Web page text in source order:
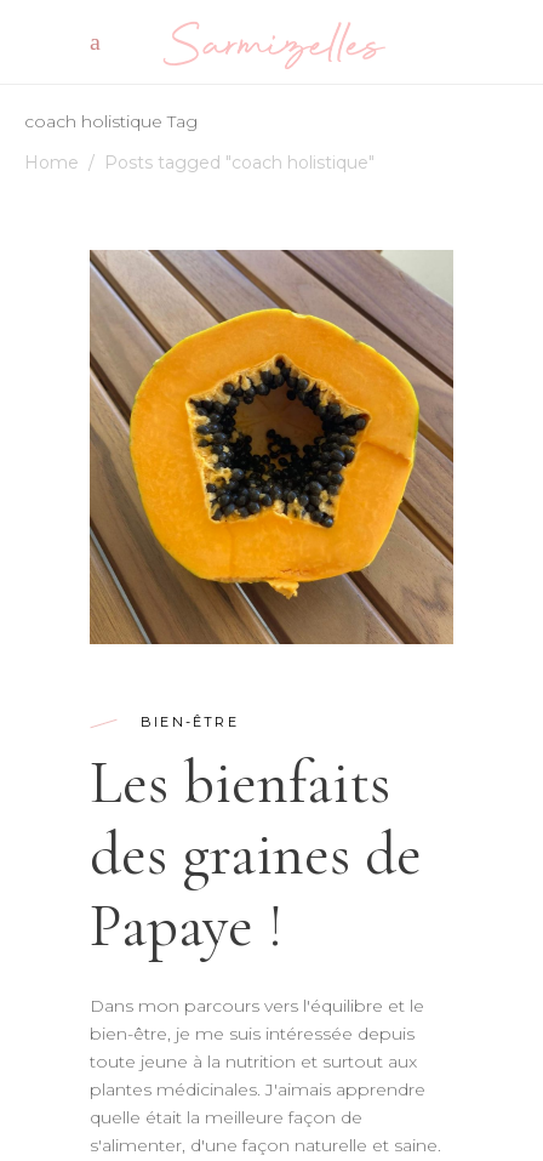
coach holistique Tag
Home / Posts tagged "coach holistique"
BIEN-ÊTRE
Les bienfaits
des graines de
Papaye !
Dans mon parcours vers l'équilibre et le
bien-être, je me suis intéressée depuis
toute jeune à la nutrition et surtout aux
plantes médicinales. J'aimais apprendre
quelle était la meilleure façon de
s'alimenter, d'une façon naturelle et saine.